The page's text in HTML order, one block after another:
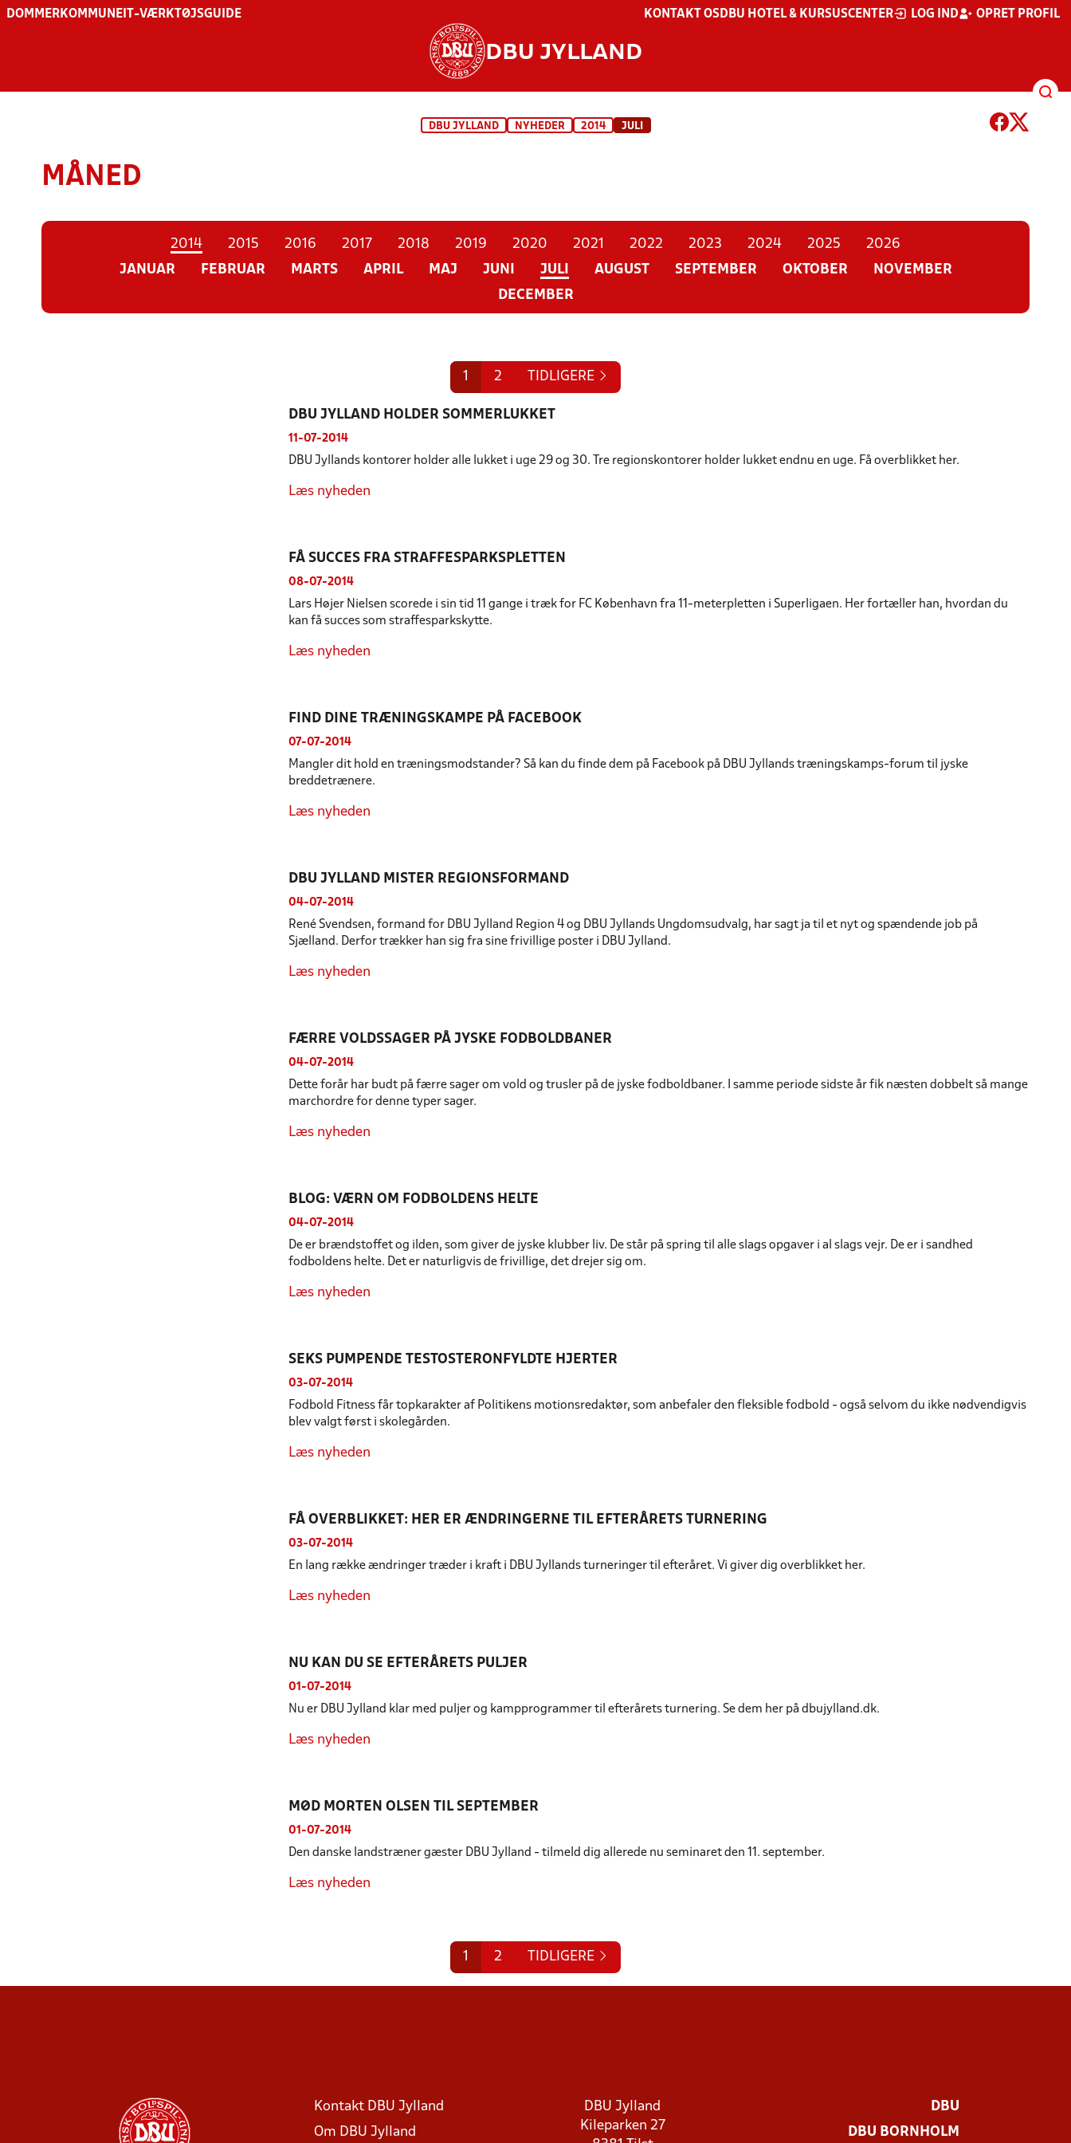
DOMMER KOMMUNE IT-VÆRKTØJSGUIDE KONTAKT OS DBU HOTEL & KURSUSCENTER LOG IND OPRET PROFIL
DBU JYLLAND
DBU JYLLAND NYHEDER 2014 JULI
MÅNED
2014 2015 2016 2017 2018 2019 2020 2021 2022 2023 2024 2025
2026
JANUAR
FEBRUAR MARTS APRIL MAJ JUNI JULI AUGUST SEPTEMBER OKTOBER
NOVEMBER
DECEMBER
1 2 TIDLIGERE
DBU JYLLAND HOLDER SOMMERLUKKET
11-07-2014
DBU Jyllands kontorer holder alle lukket i uge 29 og 30. Tre regionskontorer holder lukket endnu en uge. Få overblikket her.
Læs nyheden
FÅ SUCCES FRA STRAFFESPARKSPLETTEN
08-07-2014
Lars Højer Nielsen scorede i sin tid 11 gange i træk for FC København fra 11-meterpletten i Superligaen. Her fortæller han, hvordan du
kan få succes som straffesparkskytte.
Læs nyheden
FIND DINE TRÆNINGSKAMPE PÅ FACEBOOK
07-07-2014
Mangler dit hold en træningsmodstander? Så kan du finde dem på Facebook på DBU Jyllands træningskamps-forum til jyske
breddetrænere.
Læs nyheden
DBU JYLLAND MISTER REGIONSFORMAND
04-07-2014
René Svendsen, formand for DBU Jylland Region 4 og DBU Jyllands Ungdomsudvalg, har sagt ja til et nyt og spændende job på
Sjælland. Derfor trækker han sig fra sine frivillige poster i DBU Jylland.
Læs nyheden
FÆRRE VOLDSSAGER PÅ JYSKE FODBOLDBANER
04-07-2014
Dette forår har budt på færre sager om vold og trusler på de jyske fodboldbaner. I samme periode sidste år fik næsten dobbelt så mange
marchordre for denne typer sager.
Læs nyheden
BLOG: VÆRN OM FODBOLDENS HELTE
04-07-2014
De er brændstoffet og ilden, som giver de jyske klubber liv. De står på spring til alle slags opgaver i al slags vejr. De er i sandhed
fodboldens helte. Det er naturligvis de frivillige, det drejer sig om.
Læs nyheden
SEKS PUMPENDE TESTOSTERONFYLDTE HJERTER
03-07-2014
Fodbold Fitness får topkarakter af Politikens motionsredaktør, som anbefaler den fleksible fodbold - også selvom du ikke nødvendigvis
blev valgt først i skolegården.
Læs nyheden
FÅ OVERBLIKKET: HER ER ÆNDRINGERNE TIL EFTERÅRETS TURNERING
03-07-2014
En lang række ændringer træder i kraft i DBU Jyllands turneringer til efteråret. Vi giver dig overblikket her.
Læs nyheden
NU KAN DU SE EFTERÅRETS PULJER
01-07-2014
Nu er DBU Jylland klar med puljer og kampprogrammer til efterårets turnering. Se dem her på dbujylland.dk.
Læs nyheden
MØD MORTEN OLSEN TIL SEPTEMBER
01-07-2014
Den danske landstræner gæster DBU Jylland - tilmeld dig allerede nu seminaret den 11. september.
Læs nyheden
1 2 TIDLIGERE
Kontakt DBU Jylland
Om DBU Jylland
DBU Jylland
Kileparken 27
DBU
DBU BORNHOLM